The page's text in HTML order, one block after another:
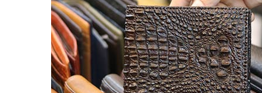
Bao Da, Ốp Lưng Điện Thoại Handmade
Chế tác đồ da
KHUYẾN MÃI